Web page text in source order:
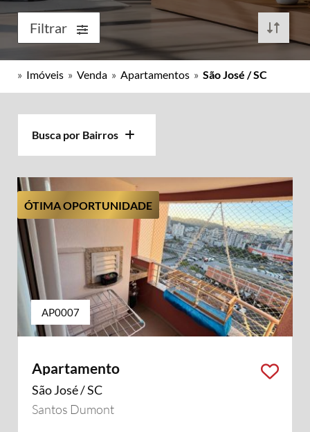
Filtrar
» Imóveis » Venda » Apartamentos » São José / SC
Busca por Bairros
ÓTIMA OPORTUNIDADE
AP0007
Apartamento
São José / SC
Santos Dumont